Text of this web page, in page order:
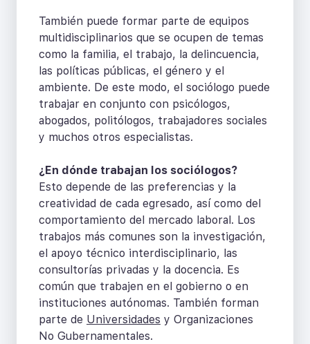
También puede formar parte de equipos
multidisciplinarios que se ocupen de temas
como la familia, el trabajo, la delincuencia,
las políticas públicas, el género y el
ambiente. De este modo, el sociólogo puede
trabajar en conjunto con psicólogos,
abogados, politólogos, trabajadores sociales
y muchos otros especialistas.
¿En dónde trabajan los sociólogos?
Esto depende de las preferencias y la
creatividad de cada egresado, así como del
comportamiento del mercado laboral. Los
trabajos más comunes son la investigación,
el apoyo técnico interdisciplinario, las
consultorías privadas y la docencia. Es
común que trabajen en el gobierno o en
instituciones autónomas. También forman
parte de Universidades y Organizaciones
No Gubernamentales.